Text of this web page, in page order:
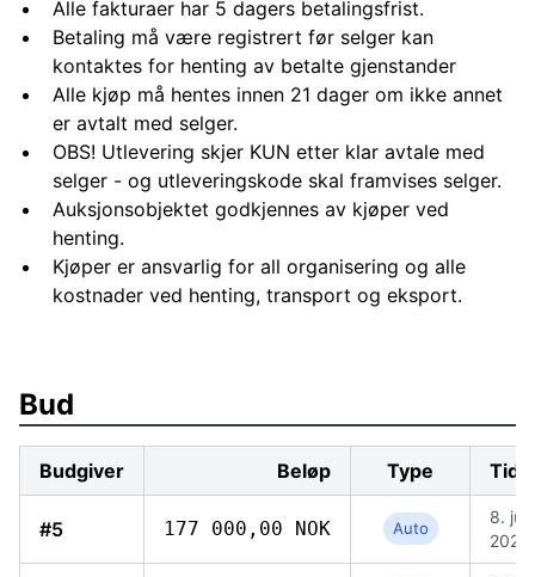
Alle fakturaer har 5 dagers betalingsfrist.
Betaling må være registrert før selger kan
kontaktes for henting av betalte gjenstander
Alle kjøp må hentes innen 21 dager om ikke annet
er avtalt med selger.
OBS! Utlevering skjer KUN etter klar avtale med
selger - og utleveringskode skal framvises selger.
Auksjonsobjektet godkjennes av kjøper ved
henting.
Kjøper er ansvarlig for all organisering og alle
kostnader ved henting, transport og eksport.
Bud
Budgiver Beløp Type
#5 177 000,00 NOK Auto
8. juni